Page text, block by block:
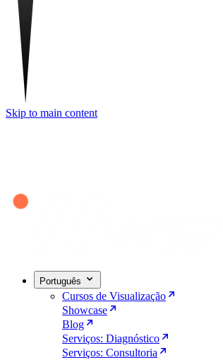
Skip to main content
Português
Cursos de Visualização
Showcase
Blog
Serviços: Diagnóstico
Serviços: Consultoria